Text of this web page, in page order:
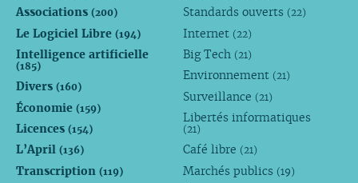
Associations (200)
Le Logiciel Libre (194)
Intelligence artificielle
(185)
Divers (160)
Économie (159)
Licences (154)
L’April (136)
Transcription (119)
Standards ouverts (22)
Internet (22)
Big Tech (21)
Environnement (21)
Surveillance (21)
Libertés informatiques
(21)
Café libre (21)
Marchés publics (19)